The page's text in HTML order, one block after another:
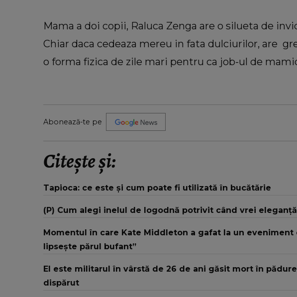
Mama a doi copii, Raluca Zenga are o silueta de
Chiar daca cedeaza mereu in fata dulciurilor, are
o forma fizica de zile mari pentru ca job-ul de
Abonează-te pe
Citește și:
Tapioca: ce este și cum poate fi utilizată în bucătărie
(P) Cum alegi inelul de logodnă potrivit când vrei
Momentul în care Kate Middleton a gafat la un eveniment
lipsește părul bufant”
El este militarul în vârstă de 26 de ani găsit mort în
dispărut